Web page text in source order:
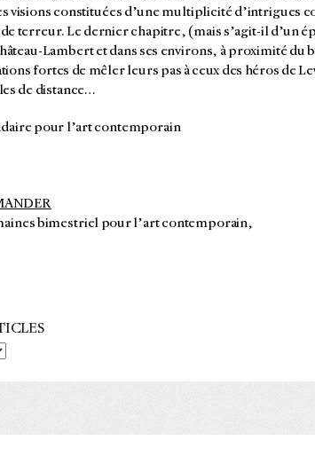
visions constituées d’une multiplicité d’intrigues
terreur. Le dernier chapitre, (mais s’agit-il d’un
Lambert et dans ses environs, à proximité du
fortes de mêler leurs pas à ceux des héros de
de distance…
pour l’art contemporain
bimestriel pour l’art contemporain,